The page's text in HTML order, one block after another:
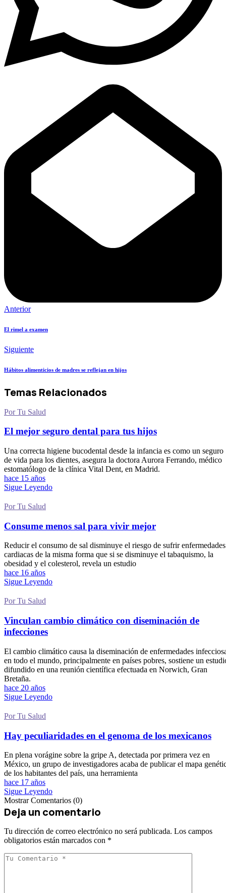
Anterior
El rimel a examen
Siguiente
Hábitos alimenticios de madres se reflejan en hijos
Temas Relacionados
Por Tu Salud
El mejor seguro dental para tus hijos
Una correcta higiene bucodental desde la infancia es como un seguro
de vida para los dientes, asegura la doctora Aurora Ferrando, médico
estomatólogo de la clínica Vital Dent, en Madrid.
hace 15 años
Sigue Leyendo
Por Tu Salud
Consume menos sal para vivir mejor
Reducir el consumo de sal disminuye el riesgo de sufrir enfermedades
cardiacas de la misma forma que si se disminuye el tabaquismo, la
obesidad y el colesterol, revela un estudio
hace 16 años
Sigue Leyendo
Por Tu Salud
Vinculan cambio climático con diseminación de
infecciones
El cambio climático causa la diseminación de enfermedades
en todo el mundo, principalmente en países pobres, sostiene un
difundido en una reunión científica efectuada en Norwich, Gran
Bretaña.
hace 20 años
Sigue Leyendo
Por Tu Salud
Hay peculiaridades en el genoma de los mexicanos
En plena vorágine sobre la gripe A, detectada por primera vez en
México, un grupo de investigadores acaba de publicar el mapa
de los habitantes del país, una herramienta
hace 17 años
Sigue Leyendo
Mostrar Comentarios (0)
Deja un comentario
Tu dirección de correo electrónico no será publicada. Los campos
obligatorios están marcados con *